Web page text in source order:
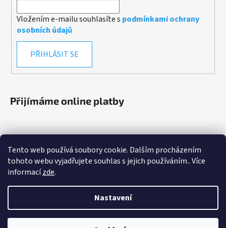
Tento web používá soubory cookie. Dalším procházením
tohoto webu vyjadřujete souhlas s jejich používáním.. Více
informacízde.
Nastavení
Vložením e-mailu souhlasíte s podmínkami ochrany
osobních údajů
PŘIHLÁSIT SE
Přijímáme online platby
Obchodní podmínky Podmínky ochrany osobních údajů
Vytvořil Shoptet